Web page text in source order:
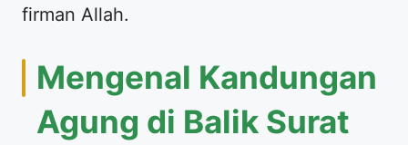
firman Allah.
Mengenal Kandungan
Agung di Balik Surat